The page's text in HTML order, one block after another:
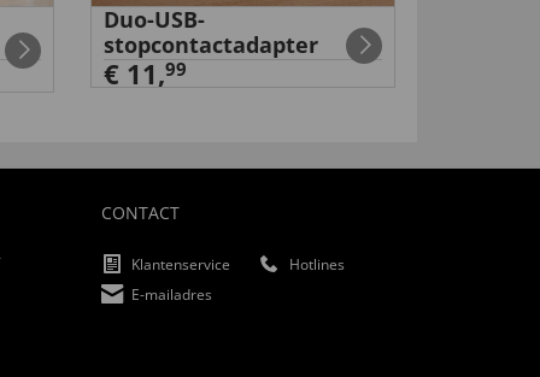
Duo-USB-
stopcontactadapter
€ 11,99
CONTACT
Klantenservice
Hotlines
E-mailadres